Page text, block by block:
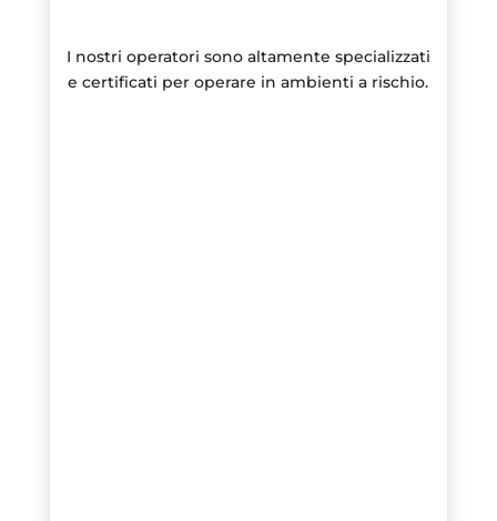
I nostri operatori sono altamente specializzati
e certificati per operare in ambienti a rischio.